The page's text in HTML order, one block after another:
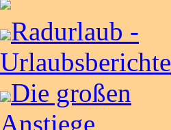
Radurlaub -
Urlaubsberichte
Die großen
Anstiege